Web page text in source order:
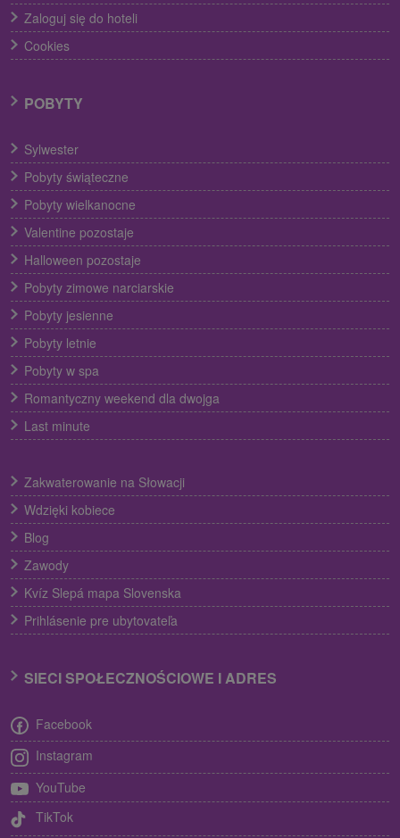
Zaloguj się do hoteli
Cookies
POBYTY
Sylwester
Pobyty świąteczne
Pobyty wielkanocne
Valentine pozostaje
Halloween pozostaje
Pobyty zimowe narciarskie
Pobyty jesienne
Pobyty letnie
Pobyty w spa
Romantyczny weekend dla dwojga
Last minute
Zakwaterowanie na Słowacji
Wdzięki kobiece
Blog
Zawody
Kvíz Slepá mapa Slovenska
Prihlásenie pre ubytovateľa
SIECI SPOŁECZNOŚCIOWE I ADRES
Facebook
Instagram
YouTube
TikTok